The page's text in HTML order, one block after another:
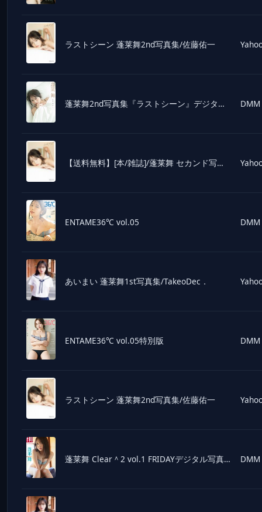
ラストシーン 蓬莱舞2nd写真集/佐藤佑一
蓬莱舞2nd写真集『ラストシーン』デジタル限定未公開カット版 旅の途中に DMM
【送料無料】[本/雑誌]/蓬莱舞 セカンド写真集 ラストシーン/佐藤佑一/撮影(単行本・ムック)
ENTAME36℃ vol.05 DMM
あいまい 蓬莱舞1st写真集/TakeoDec．
ENTAME36℃ vol.05特別版 DMM
ラストシーン 蓬莱舞2nd写真集/佐藤佑一
蓬莱舞 Clear＾2 vol.1 FRIDAYデジタル写真集 DMM